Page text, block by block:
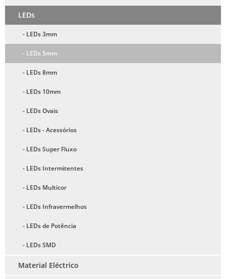
LEDs
- LEDs 3mm
- LEDs 5mm
- LEDs 8mm
- LEDs 10mm
- LEDs Ovais
- LEDs - Acessórios
- LEDs Super Fluxo
- LEDs Intermitentes
- LEDs Multicor
- LEDs Infravermelhos
- LEDs de Potência
- LEDs SMD
Material Eléctrico